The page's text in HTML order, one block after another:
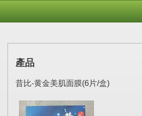
產品
昔比-黄金美肌面膜(6片/盒)